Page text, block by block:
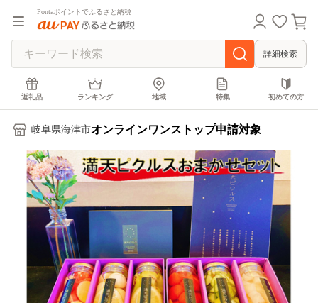
Pontaポイントでふるさと納税
詳細検索
返礼品 ランキング 地域 特集 初めての方
岐阜県海津市オンラインワンストップ申請対象